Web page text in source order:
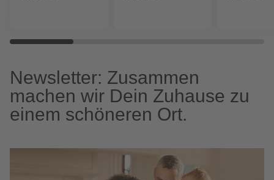
Newsletter: Zusammen
machen wir Dein Zuhause zu
einem schöneren Ort.